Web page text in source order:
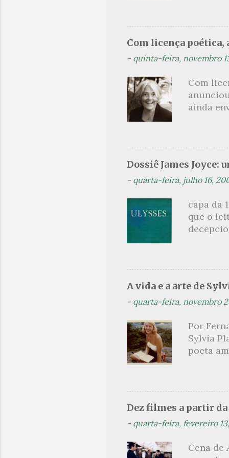
no
maçã
trazes
Com licença poética,
- quinta-feira, novembro
Com
ainda
não,
toda
na hora
Dossiê James Joyce:
- quarta-feira, julho 16,
capa da
que o
leitor,
leitura
heróico
próprio
A vida e a arte de
- quarta-feira, novembro
Por
Sylvia
poeta
como
Hughes.
aluna
Dez filmes a partir
- quarta-feira, fevereiro
Cena de